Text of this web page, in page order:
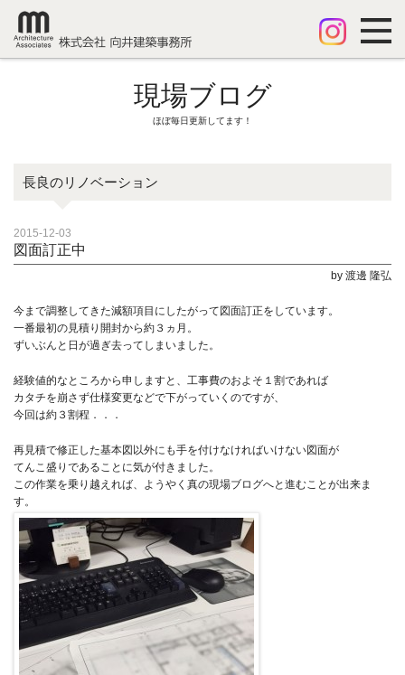
現場ブログ
ほぼ毎日更新してます！
長良のリノベーション
2015-12-03
図面訂正中
by 渡邊 隆弘
今まで調整してきた減額項目にしたがって図面訂正をしています。
一番最初の見積り開封から約３ヵ月。
ずいぶんと日が過ぎ去ってしまいました。
経験値的なところから申しますと、工事費のおよそ１割であれば
カタチを崩さず仕様変更などで下がっていくのですが、
今回は約３割程．．．
再見積で修正した基本図以外にも手を付けなければいけない図面が
てんこ盛りであることに気が付きました。
この作業を乗り越えれば、ようやく真の現場ブログへと進むことが出来ま
す。